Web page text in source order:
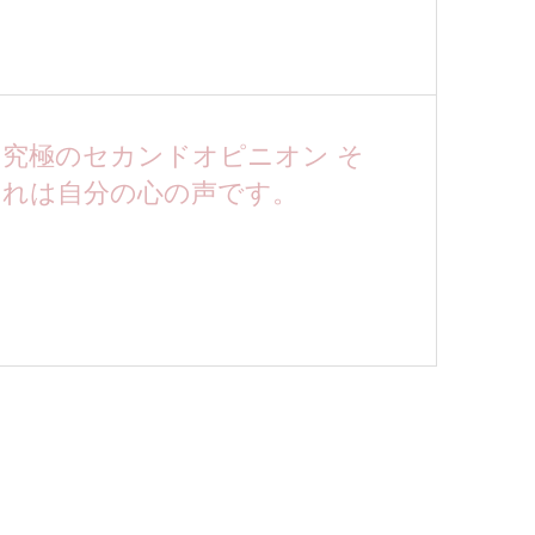
究極のセカンドオピニオン そ
れは自分の心の声です。